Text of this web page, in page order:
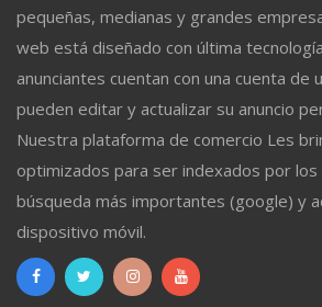
pequeñas, medianas y grandes
web está diseñado con última
anunciantes cuentan con una cuenta de
pueden editar y actualizar su anuncio
Nuestra plataforma de comercio Les
optimizados para ser indexados por
búsqueda más importantes (google) y
dispositivo móvil.